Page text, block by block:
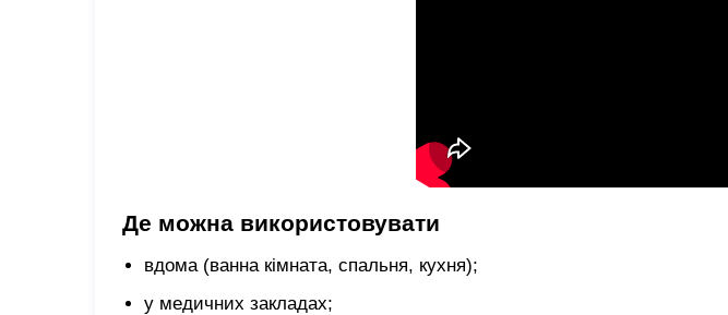
Де можна використовувати
вдома (ванна кімната, спальня, кухня);
у медичних закладах;